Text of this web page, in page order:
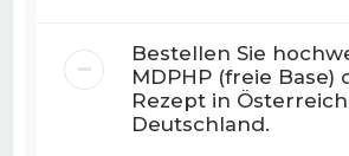
Bestellen Sie
MDPHP (freie Base)
Rezept in
Deutschland.